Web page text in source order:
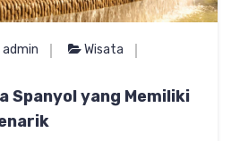
admin
Wisata
Spanyol yang Memiliki